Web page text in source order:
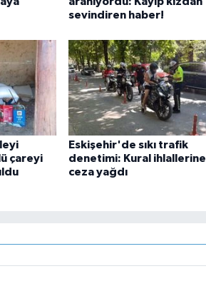
sevindiren haber!
çareyi
Eskişehir'de sıkı trafik
denetimi: Kural ihlallerine
ceza yağdı